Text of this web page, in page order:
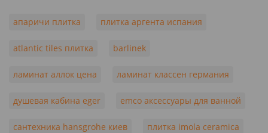
апаричи плитка плитка аргента испания
atlantic tiles плитка barlinek
ламинат аллок цена ламинат классен германия
душевая кабина eger emco аксессуары для ванной
сантехника hansgrohe киев плитка imola ceramica